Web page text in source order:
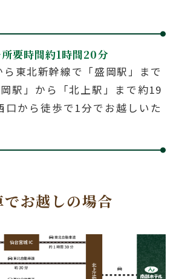
所要時間約1時間20分
ら東北新幹線で「盛岡駅」まで
駅」から「北上駅」まで約19
口から徒歩で1分でお越しいた
でお越しの場合